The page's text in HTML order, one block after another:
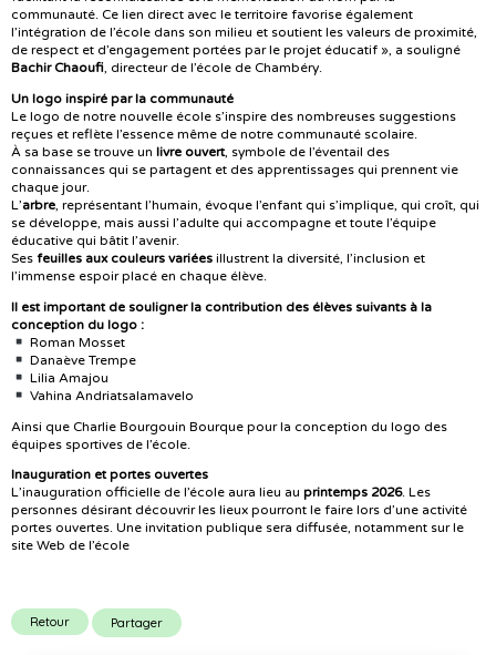
communauté. Ce lien direct avec le territoire favorise également
l’intégration de l’école dans son milieu et soutient les valeurs de proximité,
de respect et d’engagement portées par le projet éducatif », a souligné
Bachir Chaoufi, directeur de l’école de Chambéry.
Un logo inspiré par la communauté
Le logo de notre nouvelle école s’inspire des nombreuses suggestions
reçues et reflète l’essence même de notre communauté scolaire.
À sa base se trouve un livre ouvert, symbole de l’éventail des
connaissances qui se partagent et des apprentissages qui prennent vie
chaque jour.
L’arbre , représentant l’humain, évoque l’enfant qui s’implique, qui croît, qui
se développe, mais aussi l’adulte qui accompagne et toute l’équipe
éducative qui bâtit l’avenir.
Ses feuilles aux couleurs variées illustrent la diversité, l’inclusion et
l’immense espoir placé en chaque élève.
Il est important de souligner la contribution des élèves suivants à la
conception du logo :
Roman Mosset
Danaève Trempe
Lilia Amajou
Vahina Andriatsalamavelo
Ainsi que Charlie Bourgouin Bourque pour la conception du logo des
équipes sportives de l’école.
Inauguration et portes ouvertes
L’inauguration officielle de l’école aura lieu au printemps 2026. Les
personnes désirant découvrir les lieux pourront le faire lors d’une activité
portes ouvertes. Une invitation publique sera diffusée, notamment sur le
site Web de l’école
Retour Partager